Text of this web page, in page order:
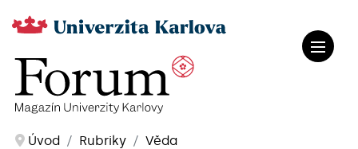
Úvod Rubriky
Věda